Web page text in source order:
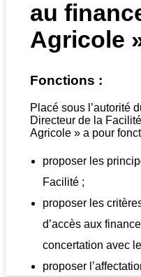
au
Agricole
Fonctions :
Placé sous l’autorité
Directeur de la
Agricole » a pour
proposer les
Facilité ;
proposer les
d’accès aux
concertation avec
proposer